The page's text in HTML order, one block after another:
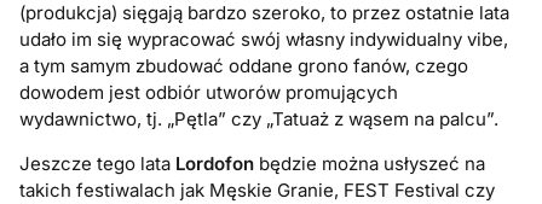
(produkcja) sięgają bardzo szeroko, to przez ostatnie lata
udało im się wypracować swój własny indywidualny vibe,
a tym samym zbudować oddane grono fanów, czego
dowodem jest odbiór utworów promujących
wydawnictwo, tj. „Pętla” czy „Tatuaż z wąsem na palcu”.
Jeszcze tego lata Lordofon będzie można usłyszeć na
takich festiwalach jak Męskie Granie, FEST Festival czy